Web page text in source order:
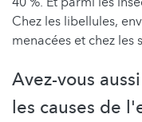
Chez les libellules,
menacées et chez les
Avez-vous
les causes de